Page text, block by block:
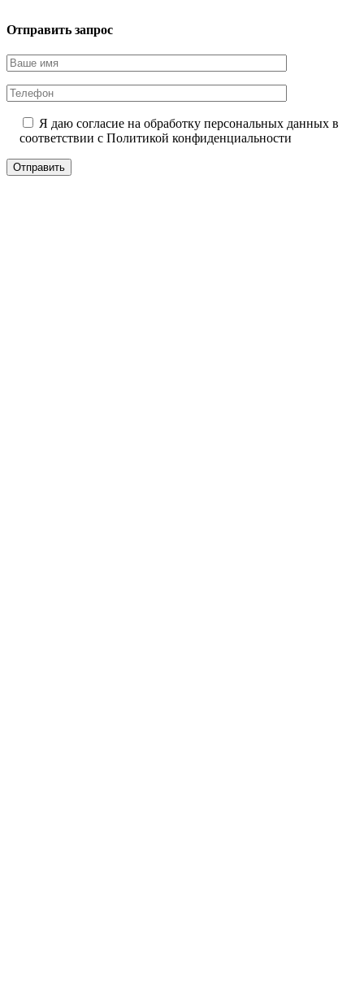
Отправить запрос
Я даю согласие на обработку персональных данных в
соответствии с Политикой конфиденциальности